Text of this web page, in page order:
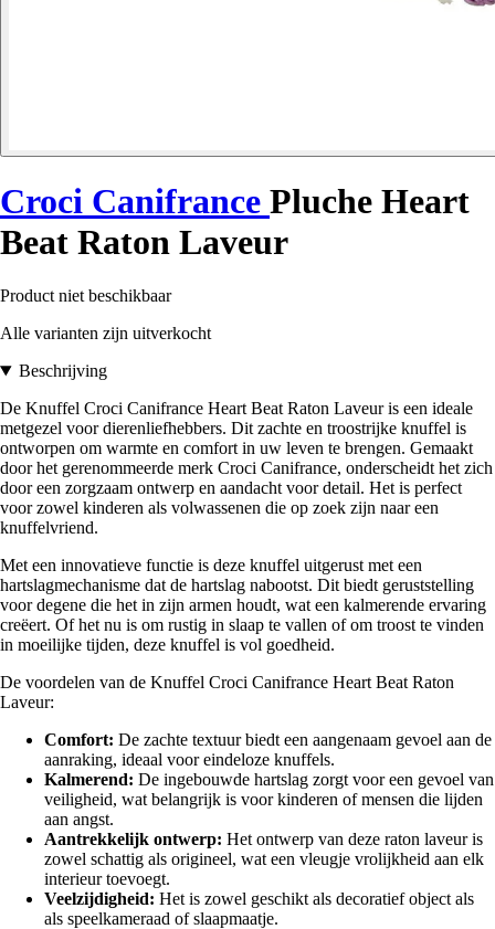
Croci Canifrance Pluche Heart
Beat Raton Laveur
Product niet beschikbaar
Alle varianten zijn uitverkocht
Beschrijving
De Knuffel Croci Canifrance Heart Beat Raton Laveur is een ideale
metgezel voor dierenliefhebbers. Dit zachte en troostrijke knuffel is
ontworpen om warmte en comfort in uw leven te brengen. Gemaakt
door het gerenommeerde merk Croci Canifrance, onderscheidt het zich
door een zorgzaam ontwerp en aandacht voor detail. Het is perfect
voor zowel kinderen als volwassenen die op zoek zijn naar een
knuffelvriend.
Met een innovatieve functie is deze knuffel uitgerust met een
hartslagmechanisme dat de hartslag nabootst. Dit biedt geruststelling
voor degene die het in zijn armen houdt, wat een kalmerende ervaring
creëert. Of het nu is om rustig in slaap te vallen of om troost te vinden
in moeilijke tijden, deze knuffel is vol goedheid.
De voordelen van de Knuffel Croci Canifrance Heart Beat Raton
Laveur:
Comfort: De zachte textuur biedt een aangenaam gevoel aan de
aanraking, ideaal voor eindeloze knuffels.
Kalmerend: De ingebouwde hartslag zorgt voor een gevoel van
veiligheid, wat belangrijk is voor kinderen of mensen die lijden
aan angst.
Aantrekkelijk ontwerp: Het ontwerp van deze raton laveur is
zowel schattig als origineel, wat een vleugje vrolijkheid aan elk
interieur toevoegt.
Veelzijdigheid: Het is zowel geschikt als decoratief object als
als speelkameraad of slaapmaatje.